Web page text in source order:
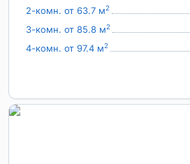
2-комн. от 63.7 м2
3-комн. от 85.8 м2
4-комн. от 97.4 м2